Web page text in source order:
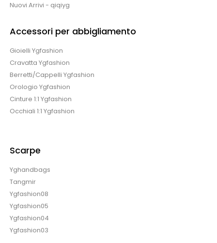
Nuovi Arrivi - qiqiyg
Accessori per abbigliamento
Gioielli Ygfashion
Cravatta Ygfashion
Berretti/Cappelli Ygfashion
Orologio Ygfashion
Cinture 1:1 Ygfashion
Occhiali 1:1 Ygfashion
Scarpe
Yghandbags
Tangmir
Ygfashion08
Ygfashion05
Ygfashion04
Ygfashion03